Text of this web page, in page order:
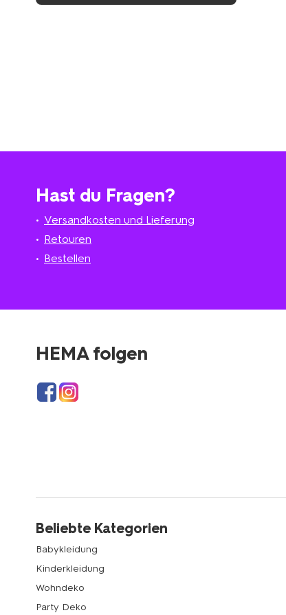
Hast du Fragen?
Versandkosten und Lieferung
Retouren
Bestellen
HEMA folgen
Beliebte Kategorien
Babykleidung
Kinderkleidung
Wohndeko
Party Deko